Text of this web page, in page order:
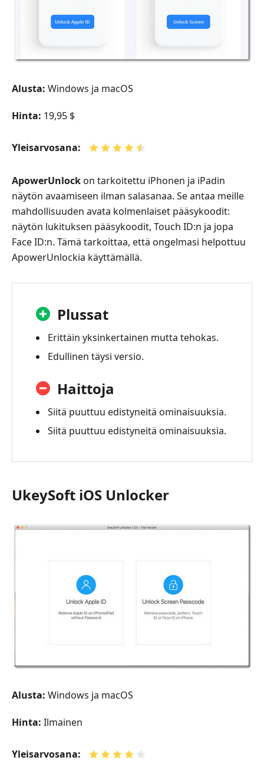
Alusta: Windows ja macOS
Hinta: 19,95 $
Yleisarvosana:
ApowerUnlock on tarkoitettu iPhonen ja iPadin
näytön avaamiseen ilman salasanaa. Se antaa meille
mahdollisuuden avata kolmenlaiset pääsykoodit:
näytön lukituksen pääsykoodit, Touch ID:n ja jopa
Face ID:n. Tämä tarkoittaa, että ongelmasi helpottuu
ApowerUnlockia käyttämällä.
Plussat
Erittäin yksinkertainen mutta tehokas.
Edullinen täysi versio.
Haittoja
Siitä puuttuu edistyneitä ominaisuuksia.
Siitä puuttuu edistyneitä ominaisuuksia.
UkeySoft iOS Unlocker
Alusta: Windows ja macOS
Hinta: Ilmainen
Yleisarvosana: